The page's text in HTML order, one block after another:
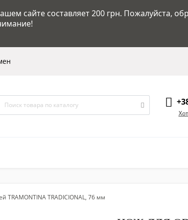
сайте составляет 200 грн. Пожалуйста,
TRAMONTINA TRADICIONAL, 76 мм